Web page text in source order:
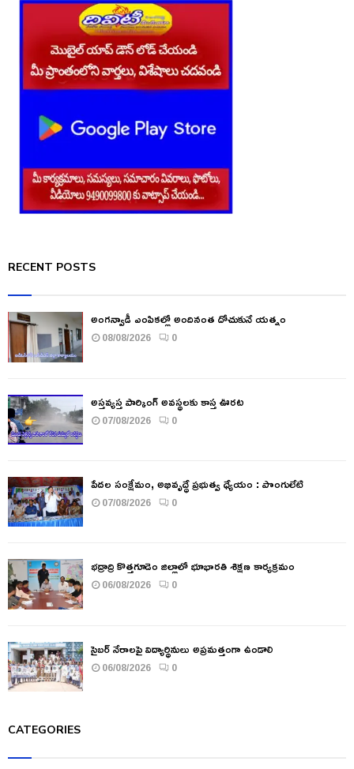
RECENT POSTS
అంగన్వాడీ ఎంపికల్లో అందినంత దోచుకునే యత్నం
08/08/2026 0
అస్తవ్యస్త పార్కింగ్ అవస్థలకు కాస్త ఊరట
07/08/2026 0
పేదల సంక్షేమం, అభివృద్ధే ప్రభుత్వ ధ్యేయం : పొంగులేటి
07/08/2026 0
భద్రాద్రి కొత్తగూడెం జిల్లాలో భూభారతి శిక్షణ కార్యక్రమం
06/08/2026 0
సైబర్ నేరాలపై విద్యార్థినులు అప్రమత్తంగా ఉండాలి
06/08/2026 0
CATEGORIES